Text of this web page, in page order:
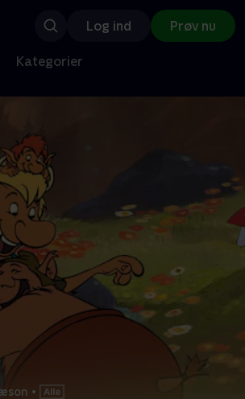
Log ind Prøv nu
Kategorier
•